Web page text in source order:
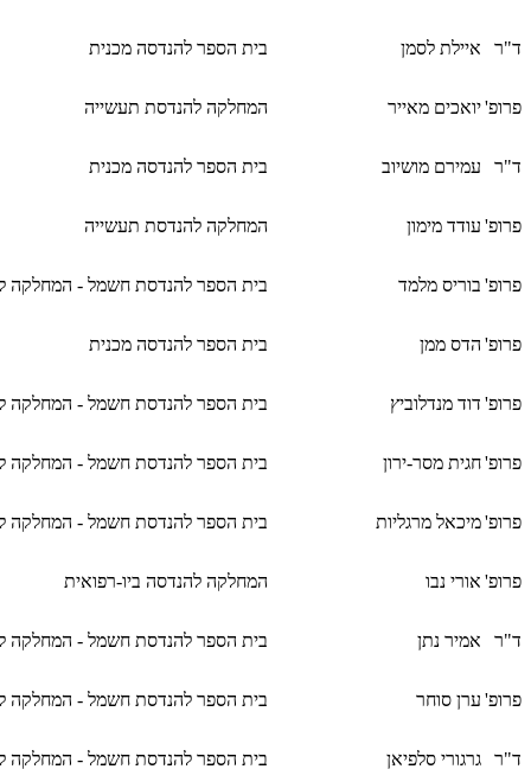
ד"ר איילת לסמן בית הספר להנדסה מכנית
פרופ'יואכים מאייר המחלקה להנדסת תעשייה
ד"ר עמירם מושיוב בית הספר להנדסה מכנית
פרופ' עודד מימון המחלקה להנדסת תעשייה
פרופ' בוריס מלמד בית הספר להנדסת חשמל - המחלקה
פרופ' הדס ממן בית הספר להנדסה מכנית
פרופ' דוד מנדלוביץ בית הספר להנדסת חשמל - המחלקה
פרופ'חגית מסר-ירון בית הספר להנדסת חשמל - המחלקה
פרופ'מיכאל מרגליות בית הספר להנדסת חשמל - המחלקה
פרופ' אורי נבו המחלקה להנדסה ביו-רפואית
ד"ר אמיר נתן בית הספר להנדסת חשמל - המחלקה
פרופ' ערן סוחר בית הספר להנדסת חשמל - המחלקה
ד"ר גרגורי סלפיאן בית הספר להנדסת חשמל - המחלקה